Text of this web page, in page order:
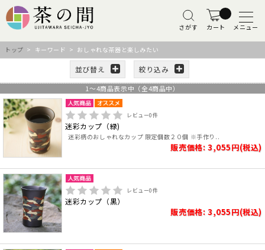
さがす カート メニュー
トップ > キーワード > おしゃれな茶器と楽しみたい
並び替え 絞り込み
1 ～4商品表示中（全4商品中）
レビュー0件
迷彩カップ（緑)
迷彩柄のおしゃれなカップ 限定個数２０個 ※手作り..
販売価格: 3,055円(税込)
レビュー0件
迷彩カップ（黒）
販売価格: 3,055円(税込)